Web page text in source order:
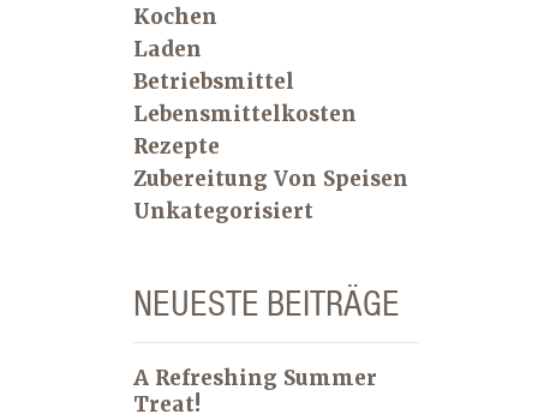
Kochen
Laden
Betriebsmittel
Lebensmittelkosten
Rezepte
Zubereitung Von Speisen
Unkategorisiert
NEUESTE BEITRÄGE
A Refreshing Summer
Treat!